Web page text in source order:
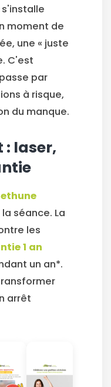
s'installe
moment de
une « juste
C'est
par
à risque,
du manque.
: laser,
séance. La
les
1 an
un an*.
arrêt